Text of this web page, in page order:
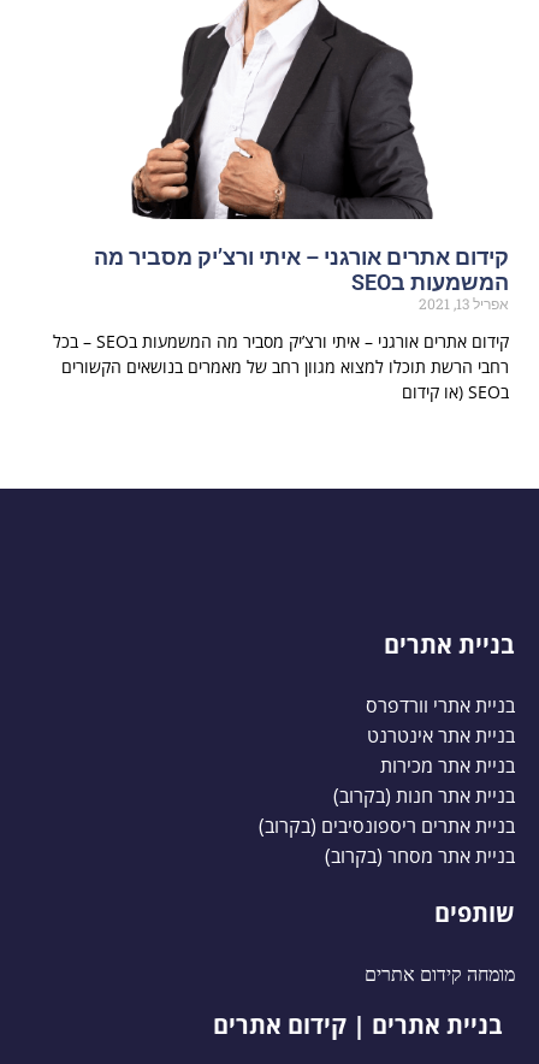
קידום אתרים אורגני – איתי ורצ’יק מסביר מה
המשמעות בSEO
אפריל 13, 2021
קידום אתרים אורגני – איתי ורצ’יק מסביר מה המשמעות בSEO – בכל
רחבי הרשת תוכלו למצוא מגוון רחב של מאמרים בנושאים הקשורים
בSEO (או קידום
בניית אתרים
בניית אתרי וורדפרס
בניית אתר אינטרנט
בניית אתר מכירות
בניית אתר חנות (בקרוב)
בניית אתרים ריספונסיבים (בקרוב)
בניית אתר מסחר (בקרוב)
שותפים
מומחה קידום אתרים
בניית אתרים | קידום אתרים